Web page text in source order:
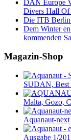
DAN Europe
Divers Hall Of
Die ITB Berlin
Dem Winter
kommenden
Magazin-Shop
SUDAN,
Malta, Gozo,
Aquanaut-
Ausgabe 1/